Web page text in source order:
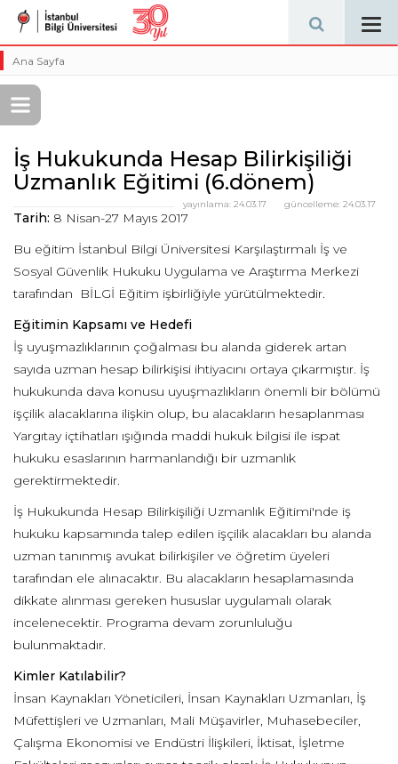
Ana Sayfa
İş Hukukunda Hesap Bilirkişiliği
Uzmanlık Eğitimi (6.dönem)
güncelleme: 24.03.17
yayınlama: 24.03.17
Tarih: 8 Nisan-27 Mayıs 2017
Bu eğitim İstanbul Bilgi Üniversitesi Karşılaştırmalı İş ve
Sosyal Güvenlik Hukuku Uygulama ve Araştırma Merkezi
tarafından BİLGİ Eğitim işbirliğiyle yürütülmektedir.
Eğitimin Kapsamı ve Hedefi
İş uyuşmazlıklarının çoğalması bu alanda giderek artan
sayıda uzman hesap bilirkişisi ihtiyacını ortaya çıkarmıştır. İş
hukukunda dava konusu uyuşmazlıkların önemli bir bölümü
işçilik alacaklarına ilişkin olup, bu alacakların hesaplanması
Yargıtay içtihatları ışığında maddi hukuk bilgisi ile ispat
hukuku esaslarının harmanlandığı bir uzmanlık
gerektirmektedir.
İş Hukukunda Hesap Bilirkişiliği Uzmanlık Eğitimi'nde iş
hukuku kapsamında talep edilen işçilik alacakları bu alanda
uzman tanınmış avukat bilirkişiler ve öğretim üyeleri
tarafından ele alınacaktır. Bu alacakların hesaplamasında
dikkate alınması gereken hususlar uygulamalı olarak
incelenecektir. Programa devam zorunluluğu
bulunmaktadır.
Kimler Katılabilir?
İnsan Kaynakları Yöneticileri, İnsan Kaynakları Uzmanları, İş
Müfettişleri ve Uzmanları, Mali Müşavirler, Muhasebeciler,
Çalışma Ekonomisi ve Endüstri İlişkileri, İktisat, İşletme